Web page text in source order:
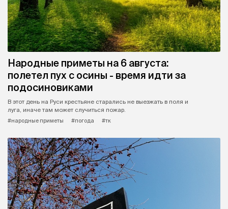
Народные приметы на 6 августа:
полетел пух с осины - время идти за
подосиновиками
В этот день на Руси крестьяне старались не выезжать в поля и
луга, иначе там может случиться пожар.
#народные приметы
#погода #тк